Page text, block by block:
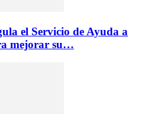
el Servicio de Ayuda a
mejorar su…